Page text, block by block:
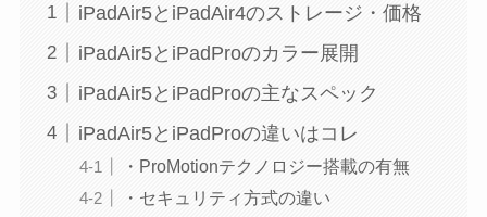
iPadAir5とiPadAir4のストレージ・価格
iPadAir5とiPadProのカラー展開
iPadAir5とiPadProの主なスペック
iPadAir5とiPadProの違いはコレ
・ProMotionテクノロジー搭載の有無
・セキュリティ方式の違い